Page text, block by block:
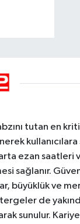
tutan en
ezan
sağlanır.
büyüklük ve
de
sunulur.